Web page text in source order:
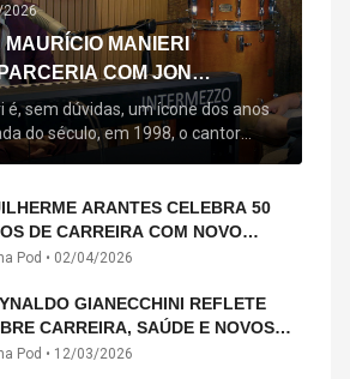
MANIERI
COM JON
DE "BEM QUERER" E
é, sem dúvidas, um ícone dos anos
do século, em 1998, o cantor
com o seu primeiro disco, "A
hoje, quase trinta anos mais tarde:
Menina". Em 2026, o astro
ARANTES CELEBRA 50
DE CARREIRA COM NOVO
INTERDIMENSIONAL E TURNÊ
Pod • 02/04/2026
GIANECCHINI REFLETE
CARREIRA, SAÚDE E NOVOS
ARTÍSTICOS NO ALPHA
Pod • 12/03/2026